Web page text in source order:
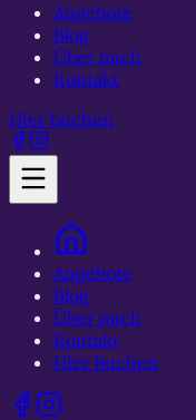
Angebote
Blog
Über mich
Kontakt
Hier buchen
Angebote
Blog
Über mich
Kontakt
Hier buchen